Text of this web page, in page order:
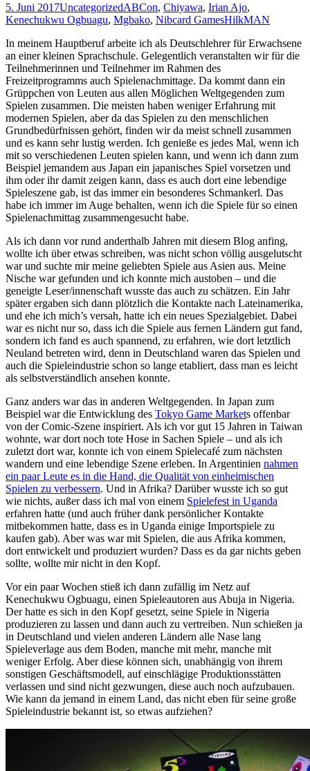
5. Juni 2017UncategorizedABCon, Chiyawa, Irian Ajo,
Kenechukwu Ogbuagu, Mgbako, Nibcard GamesHilkMAN
In meinem Hauptberuf arbeite ich als Deutschlehrer für Erwachsene
an einer kleinen Sprachschule. Gelegentlich veranstalten wir für die
Teilnehmerinnen und Teilnehmer im Rahmen des
Freizeitprogramms auch Spielenachmittage. Da kommt dann ein
Grüppchen von Leuten aus allen Möglichen Weltgegenden zum
Spielen zusammen. Die meisten haben weniger Erfahrung mit
modernen Spielen, aber da das Spielen zu den menschlichen
Grundbedürfnissen gehört, finden wir da meist schnell zusammen
und es kann sehr lustig werden. Ich genieße es jedes Mal, wenn ich
mit so verschiedenen Leuten spielen kann, und wenn ich dann zum
Beispiel jemandem aus Japan ein japanisches Spiel vorsetzen und
ihm oder ihr damit zeigen kann, dass es auch dort eine lebendige
Spieleszene gab, ist das immer ein besonderes Schmankerl. Das
habe ich immer im Auge behalten, wenn ich die Spiele für so einen
Spielenachmittag zusammengesucht habe.
Als ich dann vor rund anderthalb Jahren mit diesem Blog anfing,
wollte ich über etwas schreiben, was nicht schon völlig ausgelutscht
war und suchte mir meine geliebten Spiele aus Asien aus. Meine
Nische war gefunden und ich konnte mich austoben – und die
geneigte Leser/innenschaft wusste das auch zu schätzen. Ein Jahr
später ergaben sich dann plötzlich die Kontakte nach Lateinamerika,
und ehe ich mich’s versah, hatte ich ein neues Spezialgebiet. Dabei
war es nicht nur so, dass ich die Spiele aus fernen Ländern gut fand,
sondern ich fand es auch spannend, zu erfahren, wie dort letztlich
Neuland betreten wird, denn in Deutschland waren das Spielen und
auch die Spieleindustrie schon so lange etabliert, dass man es leicht
als selbstverständlich ansehen konnte.
Ganz anders war das in anderen Weltgegenden. In Japan zum
Beispiel war die Entwicklung des Tokyo Game Markets offenbar
von der Comic-Szene inspiriert. Als ich vor gut 15 Jahren in Taiwan
wohnte, war dort noch tote Hose in Sachen Spiele – und als ich
zuletzt dort war, konnte ich von einem Spielecafé zum nächsten
wandern und eine lebendige Szene erleben. In Argentinien nahmen
ein paar Leute es in die Hand, die Qualität von einheimischen
Spielen zu verbessern. Und in Afrika? Darüber wusste ich so gut
wie nichts, außer dass ich mal von einem Spielefest in Uganda
erfahren hatte (und auch früher dank persönlicher Kontakte
mitbekommen hatte, dass es in Uganda einige Importspiele zu
kaufen gab). Aber was war mit Spielen, die aus Afrika kommen,
dort entwickelt und produziert wurden? Dass es da gar nichts geben
sollte, wollte mir nicht in den Kopf.
Vor ein paar Wochen stieß ich dann zufällig im Netz auf
Kenechukwu Ogbuagu, einen Spieleautoren aus Abuja in Nigeria.
Der hatte es sich in den Kopf gesetzt, seine Spiele in Nigeria
produzieren zu lassen und dann auch zu vertreiben. Nun schießen ja
in Deutschland und vielen anderen Ländern alle Nase lang
Spieleverlage aus dem Boden, manche mit mehr, manche mit
weniger Erfolg. Aber diese können sich, unabhängig von ihrem
sonstigen Geschäftsmodell, auf einschlägige Produktionsstätten
verlassen und sind nicht gezwungen, diese auch noch aufzubauen.
Wie kann da jemand in einem Land, das nicht eben für seine große
Spieleindustrie bekannt ist, so etwas aufziehen?